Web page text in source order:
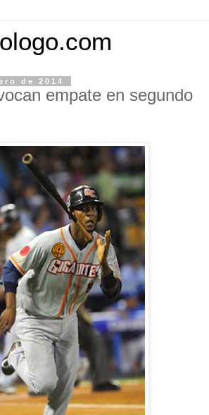
de 2014
empate en segundo